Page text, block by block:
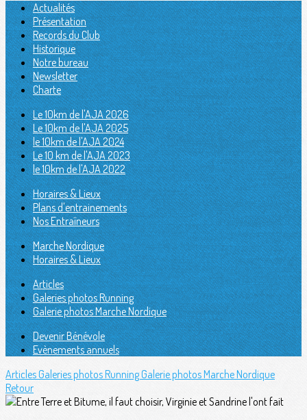
Actualités
Présentation
Records du Club
Historique
Notre bureau
Newsletter
Charte
Le 10km de l'AJA 2026
Le 10km de l'AJA 2025
le 10km de l'AJA 2024
Le 10 km de l'AJA 2023
le 10km de l'AJA 2022
Horaires & Lieux
Plans d'entrainements
Nos Entraîneurs
Marche Nordique
Horaires & Lieux
Articles
Galeries photos Running
Galerie photos Marche Nordique
Devenir Bénévole
Evènements annuels
ArticlesGaleries photos RunningGalerie photos Marche Nordique
Retour